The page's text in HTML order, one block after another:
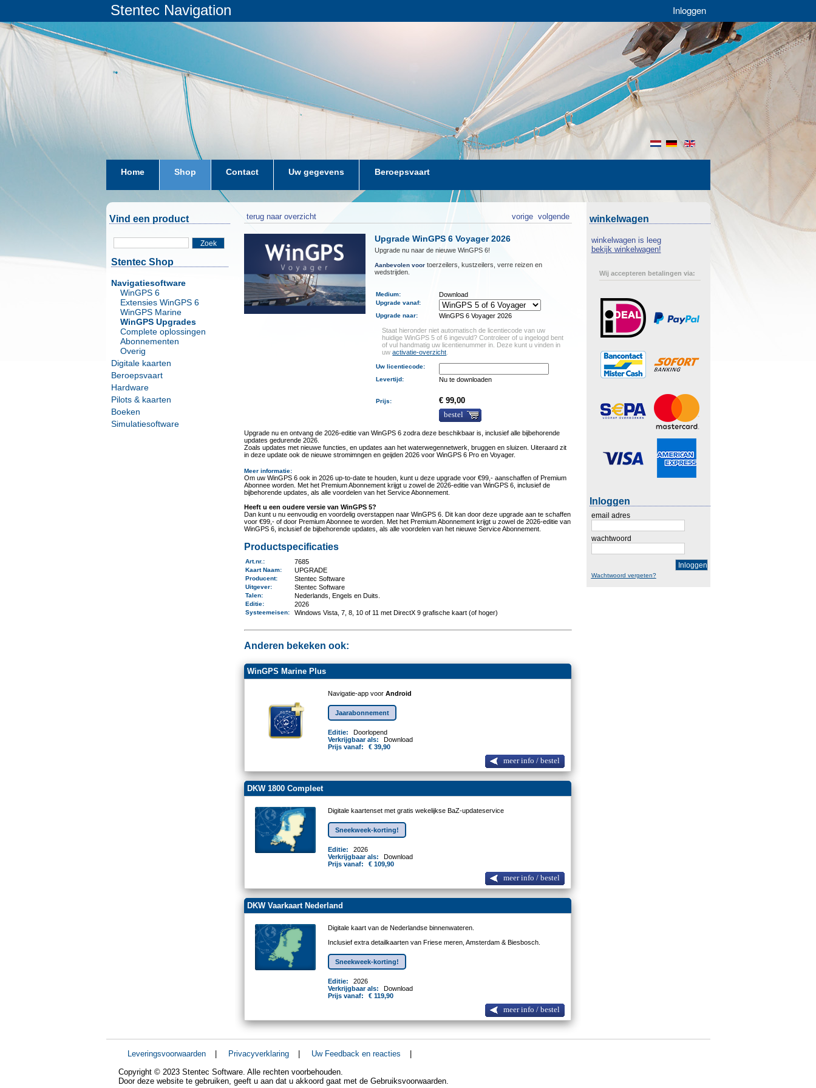
Stentec Navigation Inloggen
en
de
nl
Home Shop Contact Uw gegevens Beroepsvaart
Vind een product
Zoek
Stentec Shop
Navigatiesoftware
WinGPS 6
Extensies WinGPS 6
WinGPS Marine
WinGPS Upgrades
Complete oplossingen
Abonnementen
Overig
Digitale kaarten
Beroepsvaart
Hardware
Pilots & kaarten
Boeken
Simulatiesoftware
terug naar overzicht volgende
vorige
Upgrade WinGPS 6 Voyager 2026
Upgrade nu naar de nieuwe WinGPS 6!
Aanbevolen voor toerzeilers, kustzeilers, verre reizen en
wedstrijden.
Medium: Download
Upgrade vanaf:
Upgrade naar:
WinGPS 6 Voyager 2026
Staat hieronder niet automatisch de licentiecode van uw
huidige WinGPS 5 of 6 ingevuld? Controleer of u ingelogd bent
of vul handmatig uw licentienummer in. Deze kunt u vinden in
uwactivatie-overzicht
Uw licentiecode:
Levertijd: Nu te downloaden
Prijs:
€ 99,00
bestel
Upgrade nu en ontvang de 2026-editie van WinGPS 6 zodra deze beschikbaar is, inclusief alle bijbehorende
updates gedurende 2026.
Zoals updates met nieuwe functies, en updates aan het waterwegennetwerk, bruggen en sluizen. Uiteraard zit
in deze update ook de nieuwe stromimngen en geijden 2026 voor WinGPS 6 Pro en Voyager.
Meer informatie:
Om uw WinGPS 6 ook in 2026 up-to-date te houden, kunt u deze upgrade voor €99,- aanschaffen of Premium
Abonnee worden. Met het Premium Abonnement krijgt u zowel de 2026-editie van WinGPS 6, inclusief de
bijbehorende updates, als alle voordelen van het Service Abonnement.
Heeft u een oudere versie van WinGPS 5?
Dan kunt u nu eenvoudig en voordelig overstappen naar WinGPS 6. Dit kan door deze upgrade aan te schaffen
voor €99,- of door Premium Abonnee te worden. Met het Premium Abonnement krijgt u zowel de 2026-editie van
WinGPS 6, inclusief de bijbehorende updates, als alle voordelen van het nieuwe Service Abonnement.
Productspecificaties
Art.nr. : 7685
Kaart Naam: UPGRADE
Producent: Stentec Software
Uitgever: Stentec Software
Talen: Nederlands, Engels en Duits.
Editie: 2026
Systeemeisen: Windows Vista, 7, 8, 10 of 11 met DirectX 9 grafische kaart (of hoger)
Anderen bekeken ook:
WinGPS Marine Plus
Navigatie-app voorAndroid
Jaarabonnement
Editie:
Doorlopend
Verkrijgbaar als:
Download
Prijs vanaf:
€ 39,90
meer info / bestel
DKW 1800 Compleet
Digitale kaartenset met gratis wekelijkse BaZ-updateservice
Sneekweek-korting!
Editie:
2026
Verkrijgbaar als:
Download
Prijs vanaf:
€ 109,90
meer info / bestel
DKW Vaarkaart Nederland
Digitale kaart van de Nederlandse binnenwateren.
Inclusief extra detailkaarten van Friese meren, Amsterdam & Biesbosch.
Sneekweek-korting!
Editie:
2026
Verkrijgbaar als:
Download
Prijs vanaf:
€ 119,90
meer info / bestel
winkelwagen
winkelwagen is leeg
bekijk winkelwagen!
Wij accepteren betalingen via:
Inloggen
email adres
wachtwoord
Inloggen
Wachtwoord vergeten?
Leveringsvoorwaarden | Privacyverklaring | Uw Feedback en reacties
|
Copyright © 2023 Stentec Software. Alle rechten voorbehouden.
Door deze website te gebruiken, geeft u aan dat u akkoord gaat met de Gebruiksvoorwaarden.